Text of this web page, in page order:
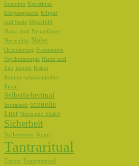
Intention
Kreisritual
Körpersprache Körper
und Seele Mitgefühl
Naturritual
Neuanfänge
Normalität Nähe
Orientierung
Pranaatmen
Psychotherapie Raum und
Zeit Regeln
Risiko
Routine schamanisches
Ritual
Selbstlieberitual
Sexrausch sexuelle
Lust Shiva und Shakti
Sicherheit
Stellvertreter Stopp
Tantraritual
Tanzen Transpersonal